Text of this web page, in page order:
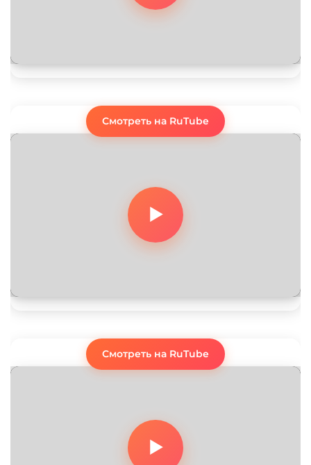
Смотреть на RuTube
Смотреть на RuTube